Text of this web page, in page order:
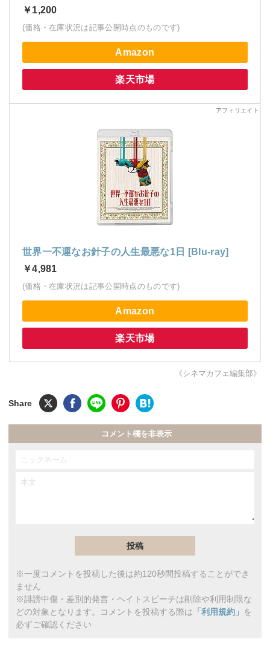
￥1,200
(価格・在庫状況は記事公開時点のものです)
Amazon
楽天市場
世界一不運なお針子の人生最悪な1日 [Blu-ray]
￥4,981
(価格・在庫状況は記事公開時点のものです)
Amazon
楽天市場
《シネマカフェ編集部》
コメント欄を非表示
※一度コメントを投稿した後は約120秒間投稿することができ
ません
※誹謗中傷・差別的発言・ヘイトスピーチは削除や利用制限な
どの対象となります。コメントを投稿する際は 「利用規約」 を
必ずご確認ください